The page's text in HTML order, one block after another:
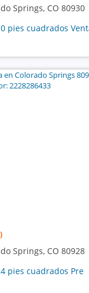
Springs, CO 80930
pies cuadrados
Springs, CO 80928
pies cuadrados Pre